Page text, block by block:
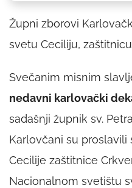
Župni zborovi
svetu Ceciliju,
Svečanim misnim
nedavni karlovački
sadašnji župnik sv.
Karlovčani su
Cecilije zaštitnice
Nacionalnom svetištu